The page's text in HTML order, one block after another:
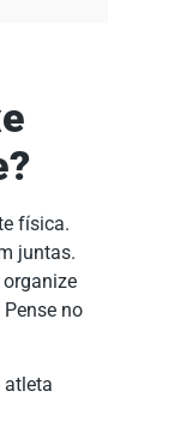
física.
juntas.
no
atleta